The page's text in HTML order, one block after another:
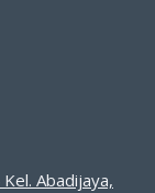
Abadijaya,